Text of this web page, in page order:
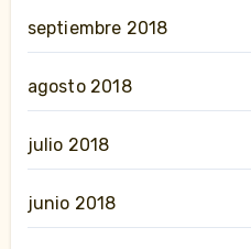
septiembre 2018
agosto 2018
julio 2018
junio 2018